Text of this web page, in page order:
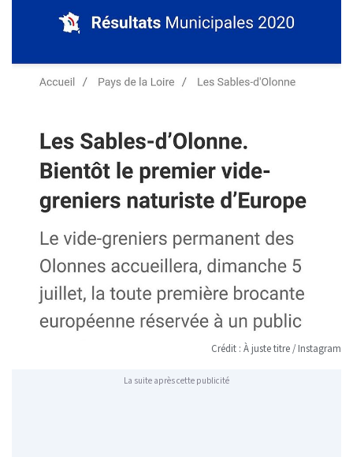
Crédit : À juste titre / Instagram
La suite après cette publicité